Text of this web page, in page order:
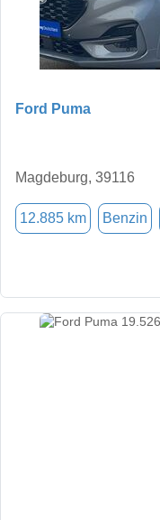
Ford Puma
Magdeburg, 39116
12.885 km Benzin